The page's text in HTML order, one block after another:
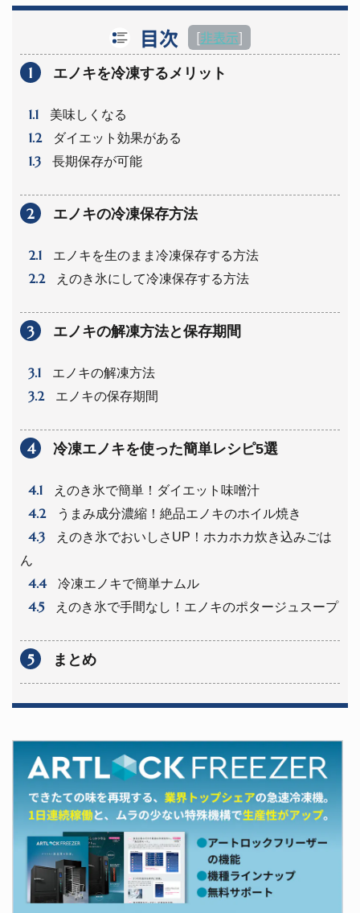
目次 [非表示]
1 エノキを冷凍するメリット
1.1 美味しくなる
1.2 ダイエット効果がある
1.3 長期保存が可能
2 エノキの冷凍保存方法
2.1 エノキを生のまま冷凍保存する方法
2.2 えのき氷にして冷凍保存する方法
3 エノキの解凍方法と保存期間
3.1 エノキの解凍方法
3.2 エノキの保存期間
4 冷凍エノキを使った簡単レシピ5選
4.1 えのき氷で簡単！ダイエット味噌汁
4.2 うまみ成分濃縮！絶品エノキのホイル焼き
4.3
えのき氷でおいしさUP！ホカホカ炊き込みごは
ん
4.4 冷凍エノキで簡単ナムル
4.5 えのき氷で手間なし！エノキのポタージュスープ
5 まとめ